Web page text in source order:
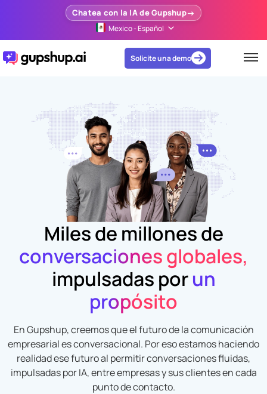
Chatea con la IA de Gupshup
Mexico - Español
Solicite una demo
Miles de millones de
conversaciones globales,
impulsadas porun
propósito
En Gupshup, creemos que el futuro de la comunicación
empresarial es conversacional. Por eso estamos haciendo
realidad ese futuro al permitir conversaciones fluidas,
impulsadas por IA, entre empresas y sus clientes en cada
punto de contacto.